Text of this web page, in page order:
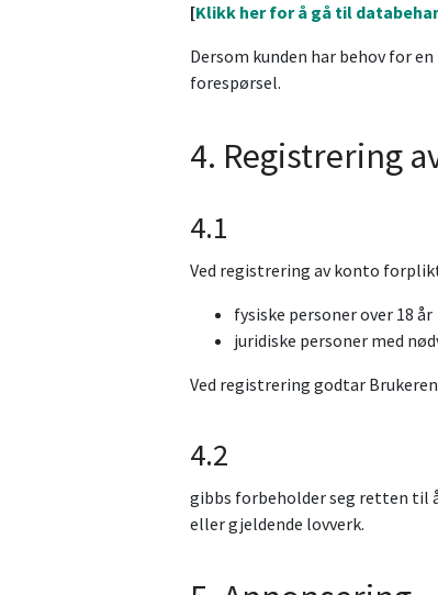
[Klikk her for å gå til
Dersom kunden har behov for en
forespørsel.
4. Registrering
4.1
Ved registrering av konto
fysiske personer over 18 år
juridiske personer med
Ved registrering godtar
4.2
gibbs forbeholder seg retten til
eller gjeldende lovverk.